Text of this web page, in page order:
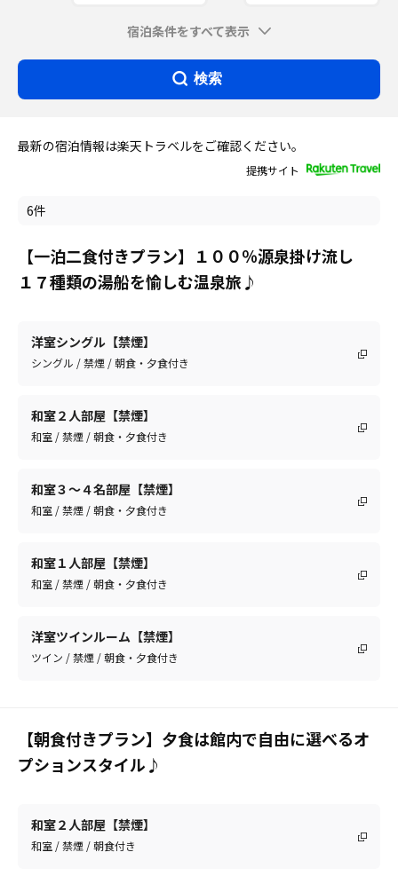
宿泊条件をすべて表示
検索
最新の宿泊情報は楽天トラベルをご確認ください。
提携サイト
6件
【一泊二食付きプラン】１００％源泉掛け流し
１７種類の湯船を愉しむ温泉旅♪
洋室シングル【禁煙】
シングル / 禁煙 / 朝食・夕食付き
和室２人部屋【禁煙】
和室 / 禁煙 / 朝食・夕食付き
和室３～４名部屋【禁煙】
和室 / 禁煙 / 朝食・夕食付き
和室１人部屋【禁煙】
和室 / 禁煙 / 朝食・夕食付き
洋室ツインルーム【禁煙】
ツイン / 禁煙 / 朝食・夕食付き
【朝食付きプラン】夕食は館内で自由に選べるオ
プションスタイル♪
和室２人部屋【禁煙】
和室 / 禁煙 / 朝食付き